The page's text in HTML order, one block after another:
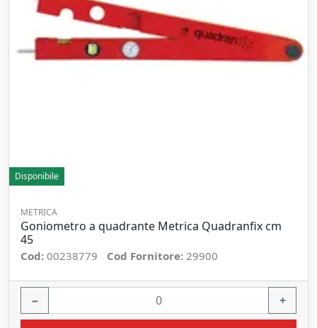
Disponibile
METRICA
Goniometro a quadrante Metrica Quadranfix cm
45
Cod: 00238779 Cod Fornitore: 29900
− +